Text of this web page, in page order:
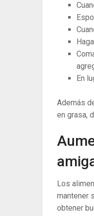
En
Además
en grasa,
Los
mantener
obtener